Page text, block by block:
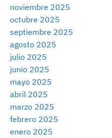
noviembre 2025
octubre 2025
septiembre 2025
agosto 2025
julio 2025
junio 2025
mayo 2025
abril 2025
marzo 2025
febrero 2025
enero 2025